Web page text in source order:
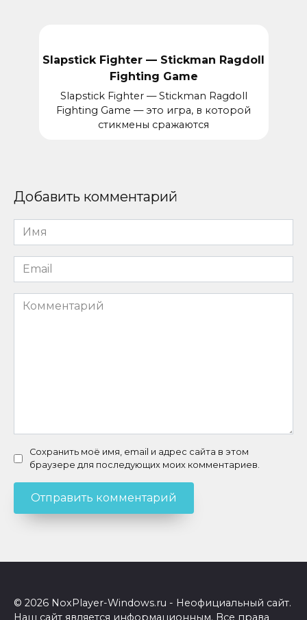
Slapstick Fighter — Stickman Ragdoll
Fighting Game
Slapstick Fighter — Stickman Ragdoll
Fighting Game — это игра, в которой
стикмены сражаются
Добавить комментарий
Имя
*
Email
*
Комментарий
Сохранить моё имя, email и адрес сайта в этом
браузере для последующих моих комментариев.
© 2026 NoxPlayer-Windows.ru - Неофициальный сайт.
Наш сайт является информационным. Все права